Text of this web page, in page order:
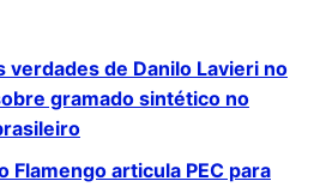
verdades de Danilo Lavieri no
gramado sintético no
Flamengo articula PEC para